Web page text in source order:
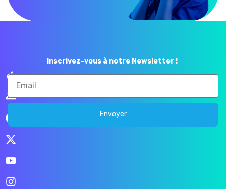
Inscrivez-vous à notre Newsletter !
Envoyer